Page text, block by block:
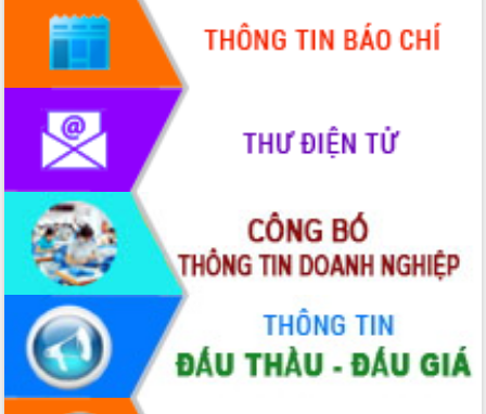
Rà soát, hoàn thiện hệ thống thiết chế
văn hóa, thể thao đáp ứng yêu cầu
phát triển mới
Thường trực HĐND tỉnh Đắk Lắk gặp
mặt Đoàn chuyên gia y tế TP. Hồ Chí
Minh
Lễ truy điệu và an táng hài cốt liệt sĩ
tại Nghĩa trang Liệt sĩ xã Sơn Hòa
Bàn giải pháp tháo gỡ khó khăn trong
xuất khẩu sầu riêng và triển khai quy
định EUDR
Thứ trưởng Bộ Nông nghiệp và Môi
trường Nguyễn Hoàng Hiệp khảo sát
vùng trồng và doanh nghiệp đóng gói
sầu riêng tại Đắk Lắk
Trình diễn nghệ thuật chế biến các
món ăn từ sầu riêng